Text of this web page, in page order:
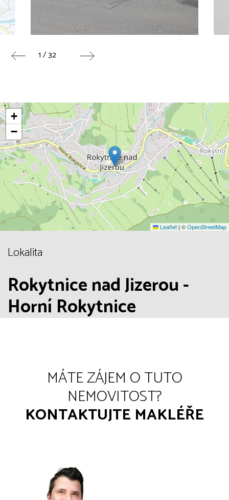
1 / 32
+
−
Leaflet | ©OpenStreetMap
Lokalita
Rokytnice nad Jizerou -
Horní Rokytnice
MÁTE ZÁJEM O TUTO
NEMOVITOST?
KONTAKTUJTE MAKLÉŘE